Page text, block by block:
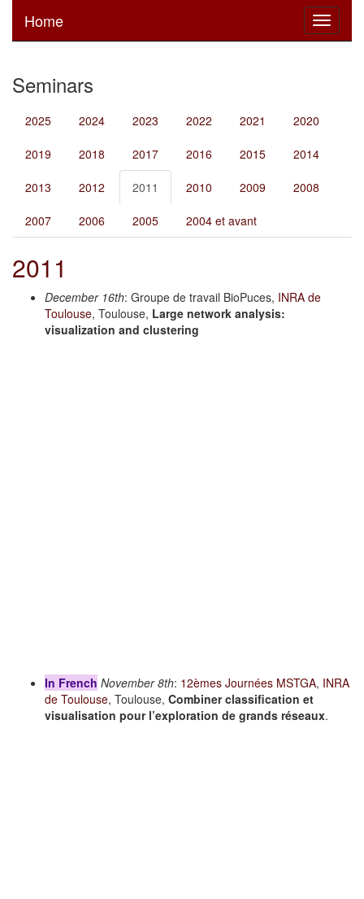
Toggle
Home
Seminars
2025 2024 2023 2022 2021 2020
2019 2018 2017 2016 2015 2014
2013 2012 2011 2010 2009 2008
2007 2006 2005 2004 et avant
2011
December 16th: Groupe de travail BioPuces, INRA de
Toulouse, Toulouse, Large network analysis:
visualization and clustering
In French November 8th: 12èmes Journées MSTGA, INRA
de Toulouse, Toulouse, Combiner classification et
visualisation pour l’exploration de grands réseaux.